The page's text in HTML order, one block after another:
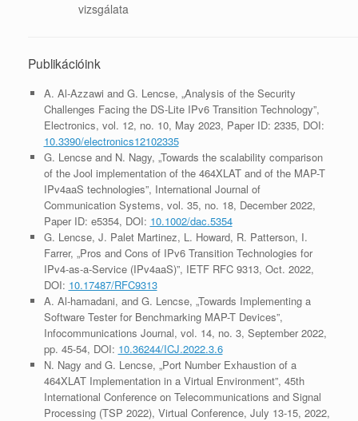
vizsgálata
Publikációink
A. Al-Azzawi and G. Lencse, „Analysis of the Security
Challenges Facing the DS-Lite IPv6 Transition Technology”,
Electronics, vol. 12, no. 10, May 2023, Paper ID: 2335, DOI:
10.3390/electronics12102335
G. Lencse and N. Nagy, „Towards the scalability comparison
of the Jool implementation of the 464XLAT and of the MAP-T
IPv4aaS technologies”, International Journal of
Communication Systems, vol. 35, no. 18, December 2022,
Paper ID: e5354, DOI: 10.1002/dac.5354
G. Lencse, J. Palet Martinez, L. Howard, R. Patterson, I.
Farrer, „Pros and Cons of IPv6 Transition Technologies for
IPv4-as-a-Service (IPv4aaS)”, IETF RFC 9313, Oct. 2022,
DOI: 10.17487/RFC9313
A. Al-hamadani, and G. Lencse, „Towards Implementing a
Software Tester for Benchmarking MAP-T Devices”,
Infocommunications Journal, vol. 14, no. 3, September 2022,
pp. 45-54, DOI: 10.36244/ICJ.2022.3.6
N. Nagy and G. Lencse, „Port Number Exhaustion of a
464XLAT Implementation in a Virtual Environment”, 45th
International Conference on Telecommunications and Signal
Processing (TSP 2022), Virtual Conference, July 13-15, 2022,